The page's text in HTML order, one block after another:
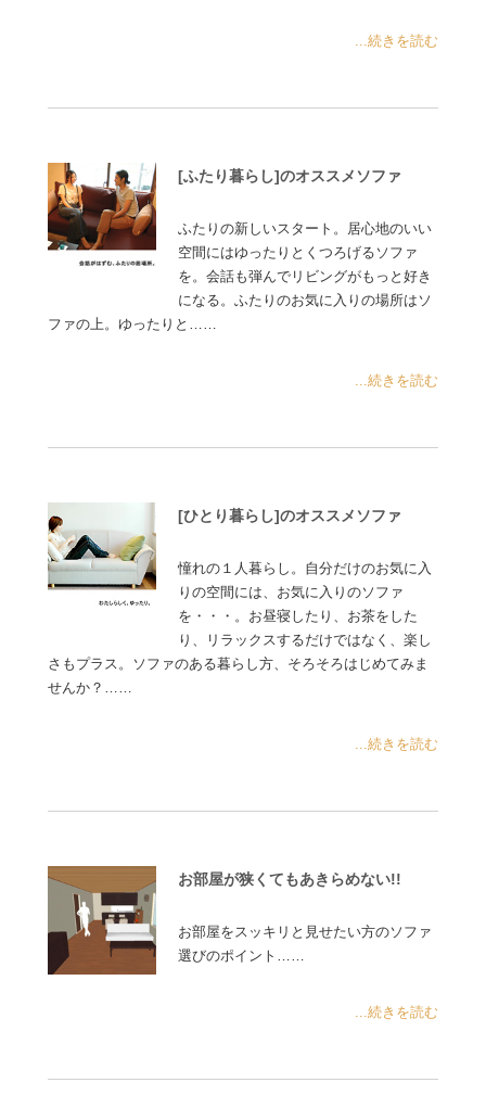
...続きを読む
[ふたり暮らし]のオススメソファ
ふたりの新しいスタート。居心地のいい
空間にはゆったりとくつろげるソファ
を。会話も弾んでリビングがもっと好き
になる。ふたりのお気に入りの場所はソ
ファの上。ゆったりと……
...続きを読む
[ひとり暮らし]のオススメソファ
憧れの１人暮らし。自分だけのお気に入
りの空間には、お気に入りのソファ
を・・・。お昼寝したり、お茶をした
り、リラックスするだけではなく、楽し
さもプラス。ソファのある暮らし方、そろそろはじめてみま
せんか？……
...続きを読む
お部屋が狭くてもあきらめない!!
お部屋をスッキリと見せたい方のソファ
選びのポイント……
...続きを読む